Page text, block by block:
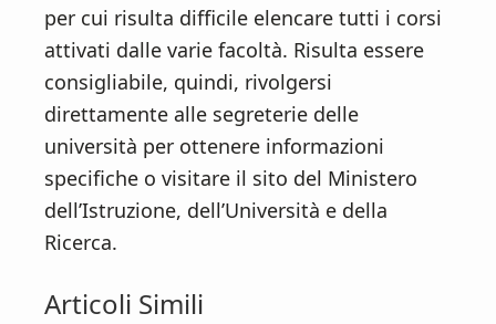
per cui risulta difficile elencare tutti i corsi
attivati dalle varie facoltà. Risulta essere
consigliabile, quindi, rivolgersi
direttamente alle segreterie delle
università per ottenere informazioni
specifiche o visitare il sito del Ministero
dell’Istruzione, dell’Università e della
Ricerca.
Articoli Simili